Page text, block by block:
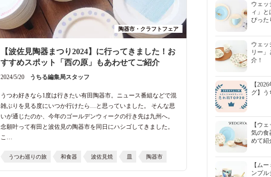
陶器市・クラフトフェア
【波佐見陶器まつり2024】に行ってきました！お
すすめスポット「西の原」もあわせてご紹介
2024/5/20 うちる編集局スタッフ
うつわ好きなら1度は行きたい有田陶器市。ニュース番組などで混
雑ぶりを見る度にいつか行けたら…と思っていました。 そんな思
いが通じたのか、今年のゴールデンウィークの行き先は九州へ。
念願叶って有田と波佐見の陶器市を同日にハシゴしてきました。
こ…
うつわ巡りの旅 和食器 波佐見焼 皿 陶器市
ウェッ
ィ」
ぴった
ウェッ
リー
介！
【
グ】う
【ウ
気の食
めて紹
【ム
ンプル